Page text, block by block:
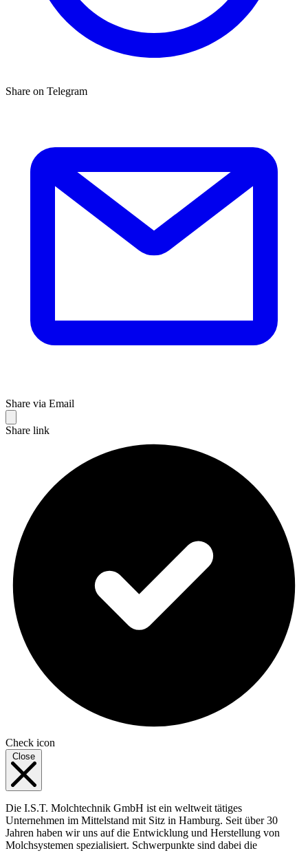
Share on Telegram
Share via Email
Share link
Check icon
Close
Die I.S.T. Molchtechnik GmbH ist ein weltweit tätiges
Unternehmen im Mittelstand mit Sitz in Hamburg. Seit über 30
Jahren haben wir uns auf die Entwicklung und Herstellung von
Molchsystemen spezialisiert. Schwerpunkte sind dabei die